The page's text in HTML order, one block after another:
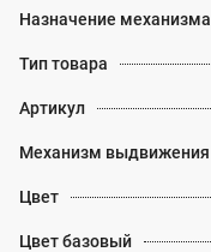
Назначение механизма
Тип товара
Артикул
Механизм выдвижения
Цвет
Цвет базовый